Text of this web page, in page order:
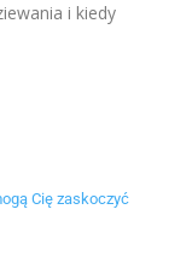
i kiedy
Cię zaskoczyć